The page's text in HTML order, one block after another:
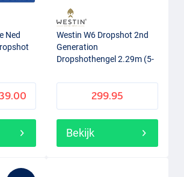
Ned
Westin W6 Dropshot 2nd
Generation
Dropshothengel 2.29m (5-
299.95
Bekijk